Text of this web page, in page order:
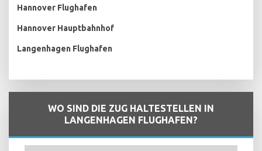
Hannover Flughafen
Hannover Hauptbahnhof
Langenhagen Flughafen
WO SIND DIE ZUG HALTESTELLEN IN
LANGENHAGEN FLUGHAFEN?